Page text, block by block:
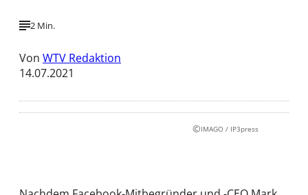
2 Min.
Von WTV Redaktion
14.07.2021
©IMAGO / IP3press